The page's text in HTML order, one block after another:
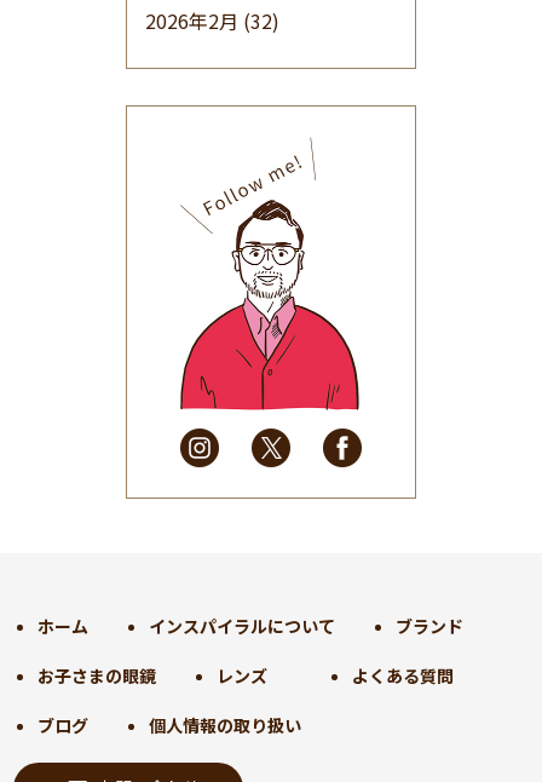
2026年2月 (32)
(32)
2025年9月(30)
2025年8月(31)
2025年7月(37)
2025年6月(48)
2025年5月
(41)
2025年4月
(32)
2025年3月(31)
2025年2月
(28)
2025年1月
(34)
2024年9月(30)
2024年7月(31)
2024年6月(30)
2024年5月
ホーム インスパイラルについて ブランド
お子さまの眼鏡 レンズ よくある質問
ブログ 個人情報の取り扱い